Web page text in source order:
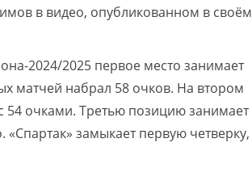
в видео, опубликованном в своём
2024/2025 первое место занимает
матчей набрал 58 очков. На втором
54 очками. Третью позицию занимает
замыкает первую четверку,